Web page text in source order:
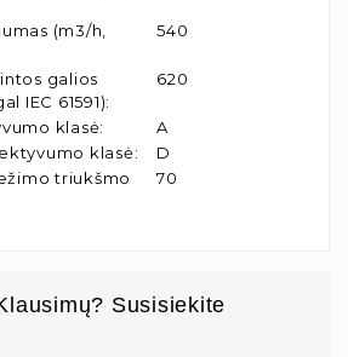
(m3/h,
540
galios
IEC 61591):
620
klasė:
A
klasė:
D
triukšmo
70
Susisiekite